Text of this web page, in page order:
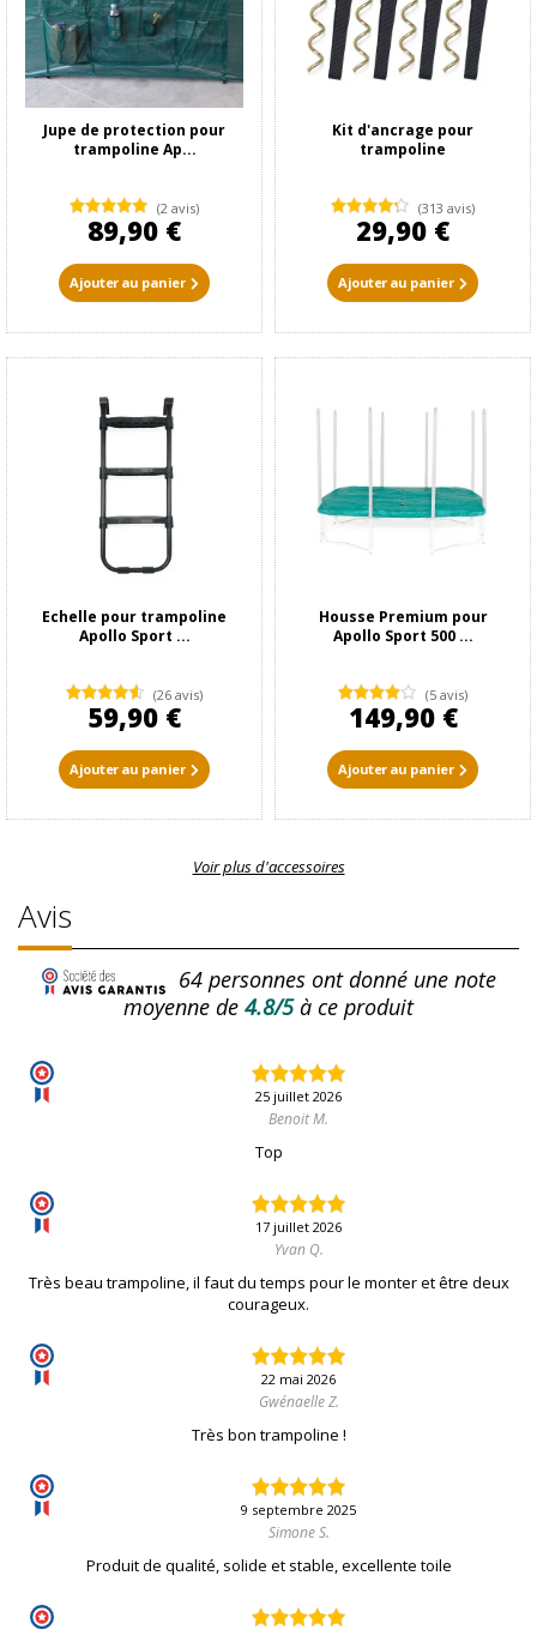
Jupe de protection pour
trampoline Ap...
(2 avis)
89,90 €
Ajouter au panier
Kit d'ancrage pour
trampoline
(313 avis)
29,90 €
Ajouter au panier
Echelle pour trampoline
Apollo Sport ...
(26 avis)
59,90 €
Ajouter au panier
Housse Premium pour
Apollo Sport 500 ...
(5 avis)
149,90 €
Ajouter au panier
Voir plus d'accessoires
Avis
64personnes ont donné une note
moyenne de 4.8/5à ce produit
25 juillet 2026
Benoit M.
Top
17 juillet 2026
Yvan Q.
Très beau trampoline, il faut du temps pour le monter et être deux
courageux.
22 mai 2026
Gwénaelle Z.
Très bon trampoline !
9 septembre 2025
Simone S.
Produit de qualité, solide et stable, excellente toile